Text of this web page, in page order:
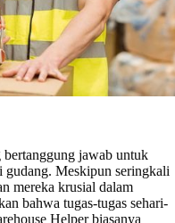
jawab untuk
gudang. Meskipun seringkali
mereka krusial dalam
bahwa tugas-tugas sehari-
Helper biasanya